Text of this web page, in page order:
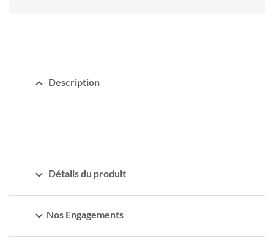
expand_less Description
expand_more Détails du produit
expand_more Nos Engagements